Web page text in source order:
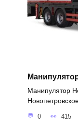
Манипулятор
0 415